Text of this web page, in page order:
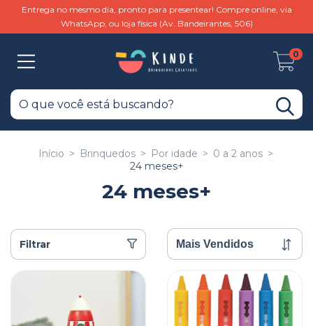
Entrega no mesmo dia, pronto para presentear! Compre online, via
WhatsApp, ou loja física (Av. Bandeirantes, 506)
0
Início > Brinquedos > Por idade > 0 a 2 anos >
24 meses+
24 meses+
Filtrar